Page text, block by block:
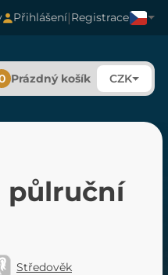
Přihlášení|Registrace
Prázdný košík CZK
půlruční
Středověk